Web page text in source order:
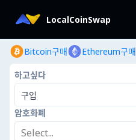
LocalCoinSwap
Bitcoin구매 Ethereum구매
하고싶다
구입
암호화폐
Select...